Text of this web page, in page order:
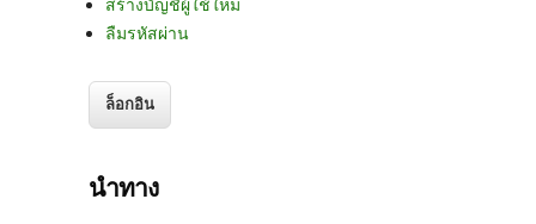
สร้างบัญชีผู้ใช้ใหม่
ลืมรหัสผ่าน
นำทาง